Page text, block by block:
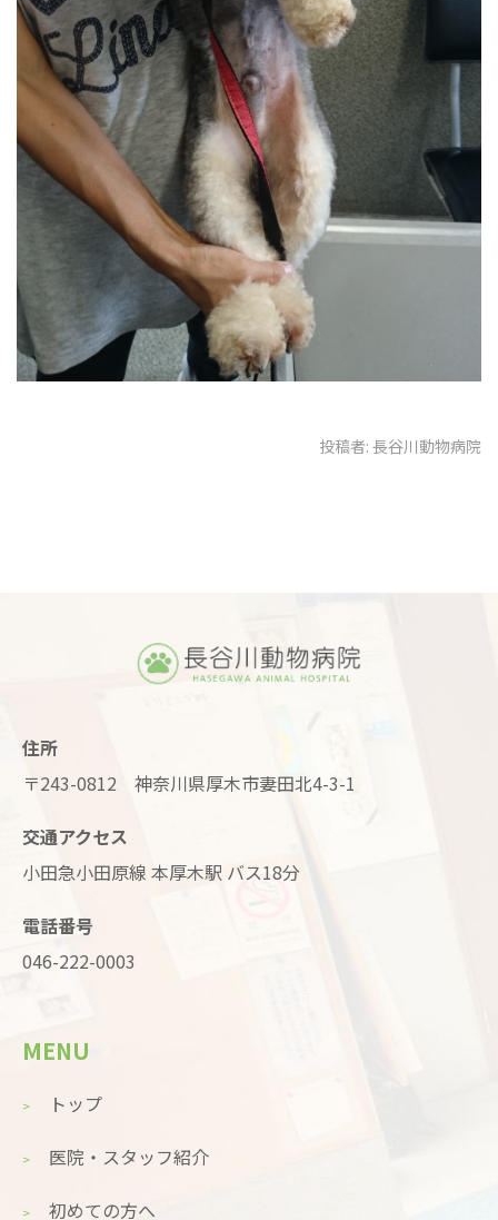
投稿者: 長谷川動物病院
住所
〒243-0812 神奈川県厚木市妻田北4-3-1
交通アクセス
小田急小田原線 本厚木駅 バス18分
電話番号
046-222-0003
MENU
トップ
医院・スタッフ紹介
初めての方へ